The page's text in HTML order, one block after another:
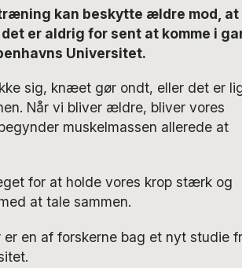
kan beskytte ældre mod, at
er aldrig for sent at komme i
Universitet.
sig, knæet gør ondt, eller det er
Når vi bliver ældre, bliver vores
muskelmassen allerede at
for at holde vores krop stærk og
at tale sammen.
en af forskerne bag et nyt studie